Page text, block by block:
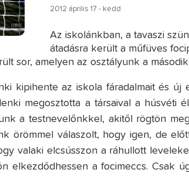
2012 április 17 - kedd
Az iskolánkban, a tavaszi
átadásra került a műfüves
sor, amelyen az osztályunk a
kipihente az iskola fáradalmait és új
megosztotta a társaival a húsvéti
a testnevelőnkkel, akitől rögtön
örömmel válaszolt, hogy igen, de
valaki elcsússzon a ráhullott
elkezdődhessen a focimeccs. Csak